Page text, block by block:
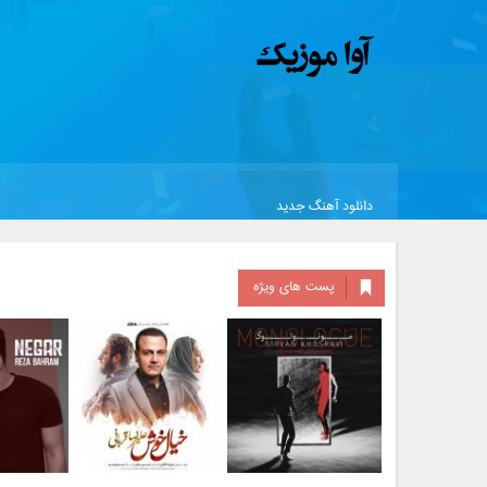
دانلود آهنگ جدید
پست های ویژه